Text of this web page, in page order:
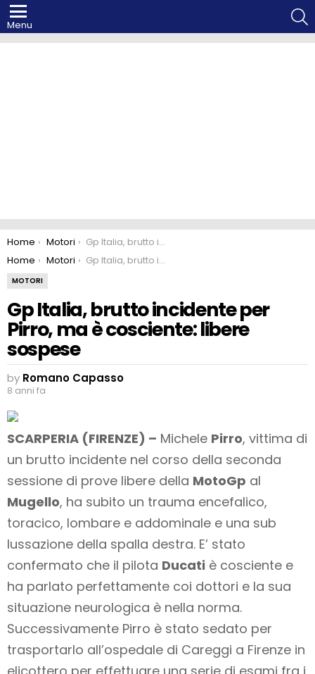
Menu
You are here:
Home Motori
Gp Italia, brutto incidente per Pirro, ma è cosciente: libere sospese
You are here:
Home Motori Gp Italia, brutto incidente per Pirro, ma è cosciente: libere sospese
MOTORI
Gp Italia, brutto incidente per
Pirro, ma è cosciente: libere
sospese
by Romano Capasso
8 anni fa
SCARPERIA (FIRENZE) – Michele Pirro, vittima di
un brutto incidente nel corso della seconda
sessione di prove libere della MotoGp al
Mugello, ha subito un trauma encefalico,
toracico, lombare e addominale e una sub
lussazione della spalla destra. E’ stato
confermato che il pilota Ducati è cosciente e
ha parlato perfettamente coi dottori e la sua
situazione neurologica è nella norma.
Successivamente Pirro è stato sedato per
trasportarlo all’ospedale di Careggi a Firenze in